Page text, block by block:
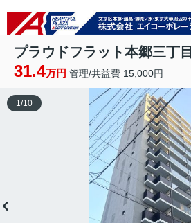
プラウドフラット本郷三丁目
31.4万円 管理/共益費 15,000円
1/10